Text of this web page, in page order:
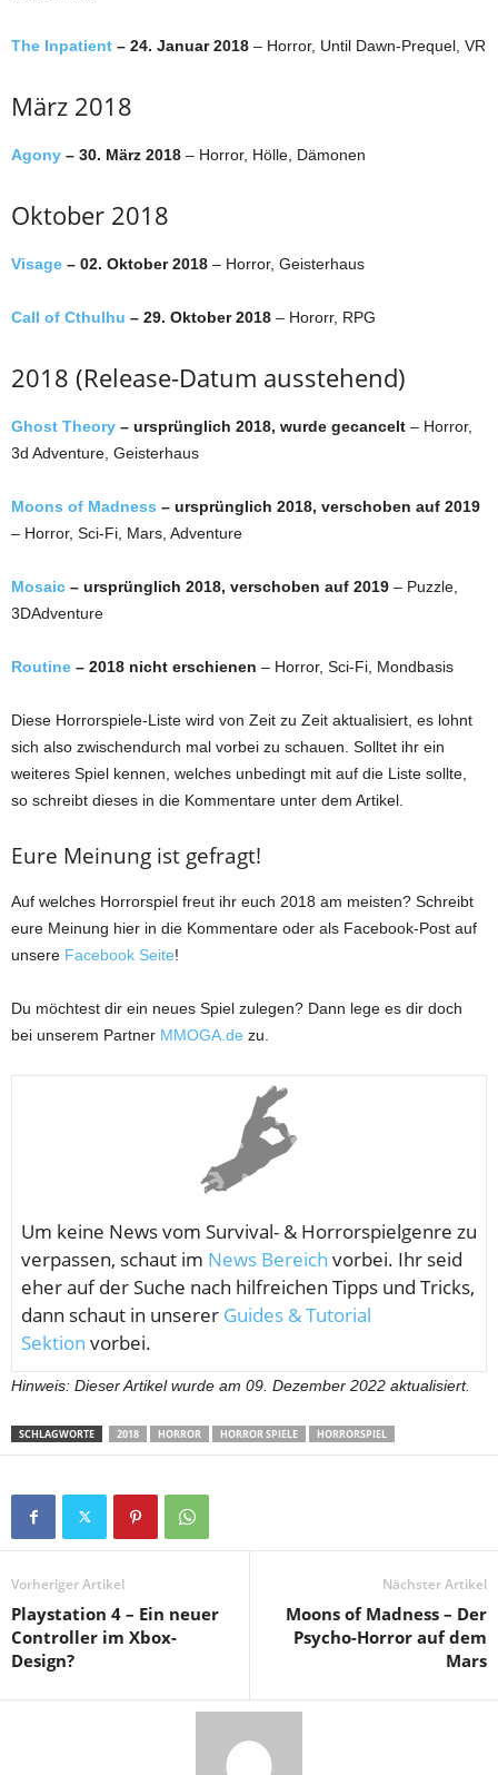
The Inpatient – 24. Januar 2018 – Horror, Until Dawn-Prequel, VR
März 2018
Agony – 30. März 2018 – Horror, Hölle, Dämonen
Oktober 2018
Visage – 02. Oktober 2018 – Horror, Geisterhaus
Call of Cthulhu – 29. Oktober 2018 – Hororr, RPG
2018 (Release-Datum ausstehend)
Ghost Theory – ursprünglich 2018, wurde gecancelt – Horror,
3d Adventure, Geisterhaus
Moons of Madness – ursprünglich 2018, verschoben auf 2019
– Horror, Sci-Fi, Mars, Adventure
Mosaic – ursprünglich 2018, verschoben auf 2019 – Puzzle,
3DAdventure
Routine – 2018 nicht erschienen – Horror, Sci-Fi, Mondbasis
Diese Horrorspiele-Liste wird von Zeit zu Zeit aktualisiert, es lohnt
sich also zwischendurch mal vorbei zu schauen. Solltet ihr ein
weiteres Spiel kennen, welches unbedingt mit auf die Liste sollte,
so schreibt dieses in die Kommentare unter dem Artikel.
Eure Meinung ist gefragt!
Auf welches Horrorspiel freut ihr euch 2018 am meisten? Schreibt
eure Meinung hier in die Kommentare oder als Facebook-Post auf
unsere Facebook Seite!
Du möchtest dir ein neues Spiel zulegen? Dann lege es dir doch
bei unserem Partner MMOGA.de zu.
Um keine News vom Survival- & Horrorspielgenre zu
verpassen, schaut im News Bereich vorbei. Ihr seid
eher auf der Suche nach hilfreichen Tipps und Tricks,
dann schaut in unserer Guides & Tutorial
Sektion vorbei.
Hinweis: Dieser Artikel wurde am 09. Dezember 2022 aktualisiert.
SCHLAGWORTE 2018 HORROR HORROR SPIELE HORRORSPIEL
Vorheriger Artikel
Playstation 4 – Ein neuer
Controller im Xbox-
Design?
Nächster Artikel
Moons of Madness – Der
Psycho-Horror auf dem
Mars